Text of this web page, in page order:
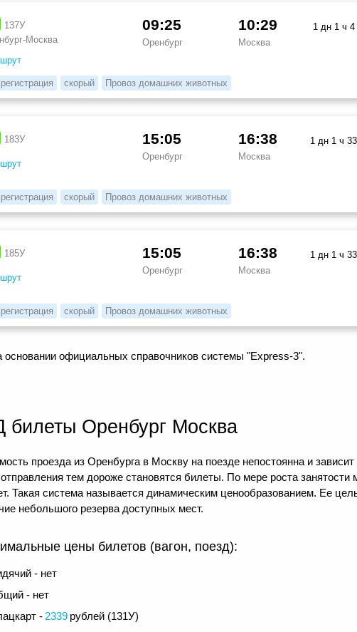
137У
Москва
09:25
Оренбург
10:29
Москва
1 дн 1 ч
скорый Провоз домашних животных
183У 15:05
Оренбург
16:38
Москва
1 дн 1 ч
скорый Провоз домашних животных
185У 15:05
Оренбург
16:38
Москва
1 дн 1 ч
скорый Провоз домашних животных
основании официальных справочников системы "Express-3".
Оренбург Москва
проезда из Оренбурга в Москву на поезде непостоянна и
тем дороже становятся билеты. По мере роста
Такая система называется динамическим ценообразованием. Ее
небольшого резерва доступных мест.
цены билетов (вагон, поезд):
- нет
- нет
- 2339 рублей (131У)